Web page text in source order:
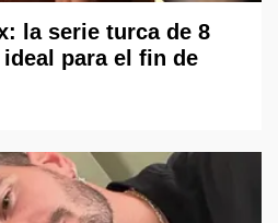
la serie turca de 8
para el fin de